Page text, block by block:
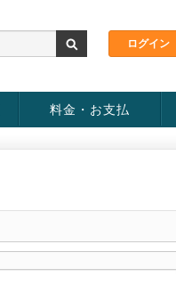
料金・お支払